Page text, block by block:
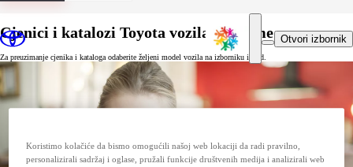
Otvori izbornik
Cjenici i katalozi Toyota vozila i opreme
Za preuzimanje cjenika i kataloga odaberite željeni model vozila na izborniku ispod.
Koristimo kolačiće da bismo omogućili našoj web lokaciji da radi pravilno,
personalizirali sadržaj i oglase, pružali funkcije društvenih medija i analizirali web